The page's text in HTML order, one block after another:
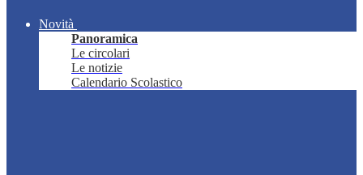
Novità
Panoramica
Le circolari
Le notizie
Calendario Scolastico